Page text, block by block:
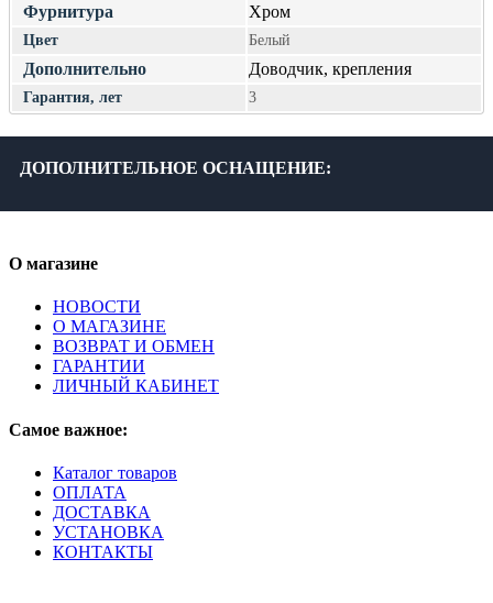
Фурнитура Хром
Цвет Белый
Дополнительно Доводчик, крепления
Гарантия, лет 3
ДОПОЛНИТЕЛЬНОЕ ОСНАЩЕНИЕ:
О магазине
НОВОСТИ
О МАГАЗИНЕ
ВОЗВРАТ И ОБМЕН
ГАРАНТИИ
ЛИЧНЫЙ КАБИНЕТ
Самое важное:
Каталог товаров
ОПЛАТА
ДОСТАВКА
УСТАНОВКА
КОНТАКТЫ